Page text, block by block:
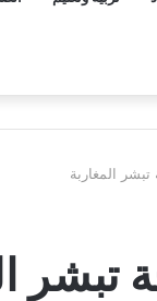
المغاربة
تبشر